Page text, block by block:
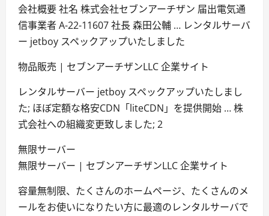
会社概要 社名 株式会社セブンアーチザン 届出電気通
信事業者 A-22-11607 社長 森田公輔 … レンタルサーバ
ー jetboy スペックアップいたしました
物品販売 | セブンアーチザンLLC 企業サイト
レンタルサーバー jetboy スペックアップいたしまし
た; ほぼ定額な格安CDN「liteCDN」を提供開始 … 株
式会社への組織変更致しました; 2
無限サーバー
無限サーバー | セブンアーチザンLLC 企業サイト
容量無制限、たくさんのホームページ、たくさんのメ
ールをお使いになりたい方に最適のレンタルサーバで